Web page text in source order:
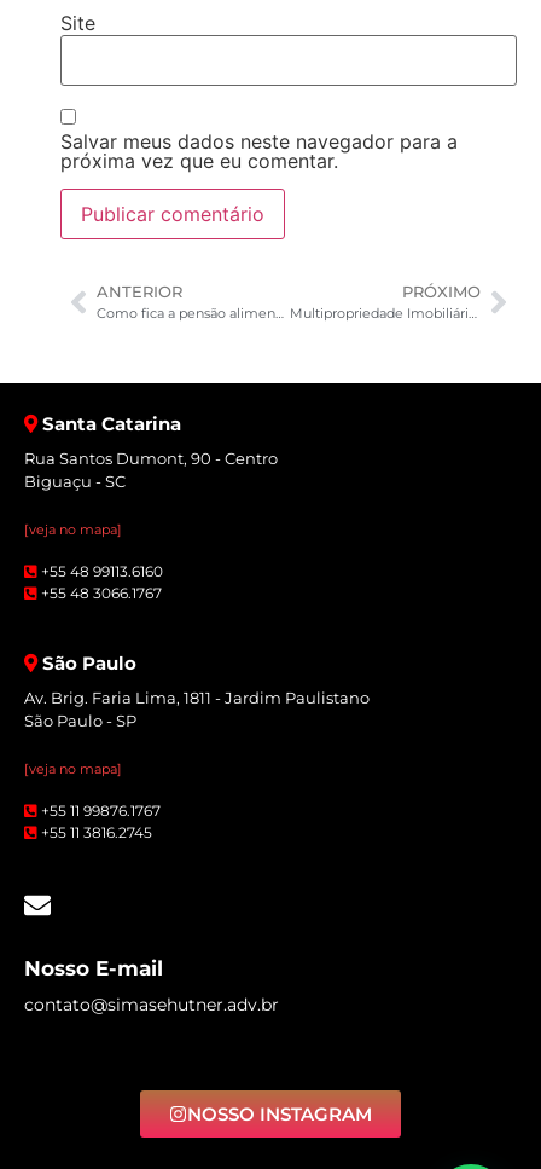
Site
Salvar meus dados neste navegador para a
próxima vez que eu comentar.
ANTERIOR
Como fica a pensão alimentícia durante o COVID-19?
PRÓXIMO
Multipropriedade Imobiliária: o uso inteligente de imóveis
Santa Catarina
Rua Santos Dumont, 90 - Centro
Biguaçu - SC
[veja no mapa]
+55 48 99113.6160
+55 48 3066.1767
São Paulo
Av. Brig. Faria Lima, 1811 - Jardim Paulistano
São Paulo - SP
[veja no mapa]
+55 11 99876.1767
+55 11 3816.2745
Nosso E-mail
contato@simasehutner.adv.br
NOSSO INSTAGRAM